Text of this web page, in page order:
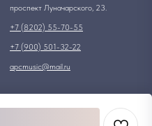
проспект Луначарского, 23.
+7 (8202) 55-70-55
+7 (900) 501-32-22
apcmusic@mail.ru